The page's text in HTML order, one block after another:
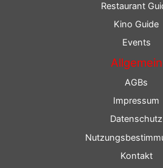
Restaurant
Kino Guide
Events
Allgemein
AGBs
Impressum
Datenschutz
Kontakt